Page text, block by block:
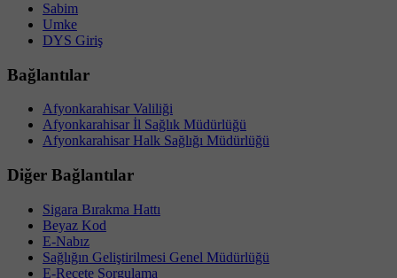
Sabim
Umke
DYS Giriş
Bağlantılar
Afyonkarahisar Valiliği
Afyonkarahisar İl Sağlık Müdürlüğü
Afyonkarahisar Halk Sağlığı Müdürlüğü
Diğer Bağlantılar
Sigara Bırakma Hattı
Beyaz Kod
E-Nabız
Sağlığın Geliştirilmesi Genel Müdürlüğü
E-Reçete Sorgulama